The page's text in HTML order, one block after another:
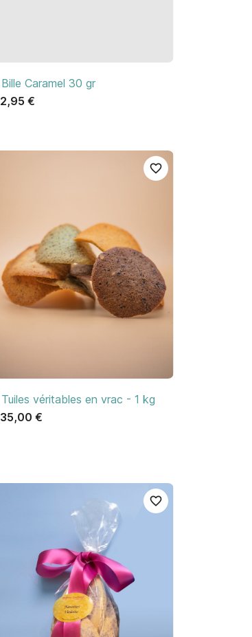
Aperçu rapide
Bille Caramel 30 gr
2,95 €
Aperçu rapide
favorite_border
Tuiles véritables en vrac - 1 kg
35,00 €
favorite_border